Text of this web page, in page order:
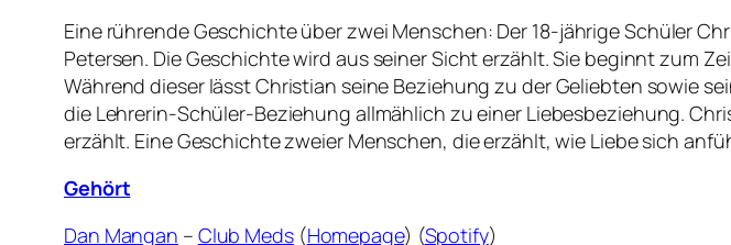
Eine rührende Geschichte über zwei Menschen: Der 18-jährige Schüler
Petersen. Die Geschichte wird aus seiner Sicht erzählt. Sie beginnt zum
Während dieser lässt Christian seine Beziehung zu der Geliebten sowie
die Lehrerin-Schüler-Beziehung allmählich zu einer Liebesbeziehung.
erzählt. Eine Geschichte zweier Menschen, die erzählt, wie Liebe sich
Gehört
Dan Mangan – Club Meds(Homepage) (Spotify)